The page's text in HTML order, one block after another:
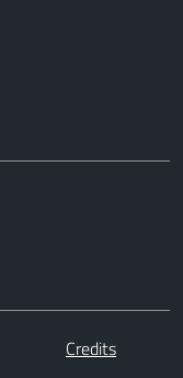
Credits